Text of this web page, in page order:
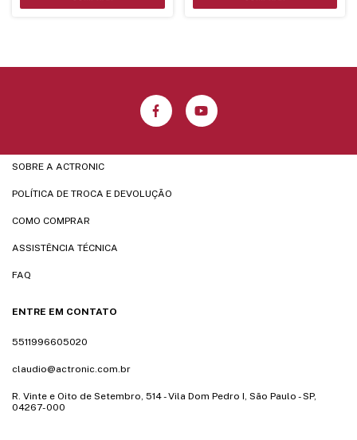
SOBRE A ACTRONIC
POLÍTICA DE TROCA E DEVOLUÇÃO
COMO COMPRAR
ASSISTÊNCIA TÉCNICA
FAQ
ENTRE EM CONTATO
5511996605020
claudio@actronic.com.br
R. Vinte e Oito de Setembro, 514 - Vila Dom Pedro I, São Paulo - SP,
04267-000